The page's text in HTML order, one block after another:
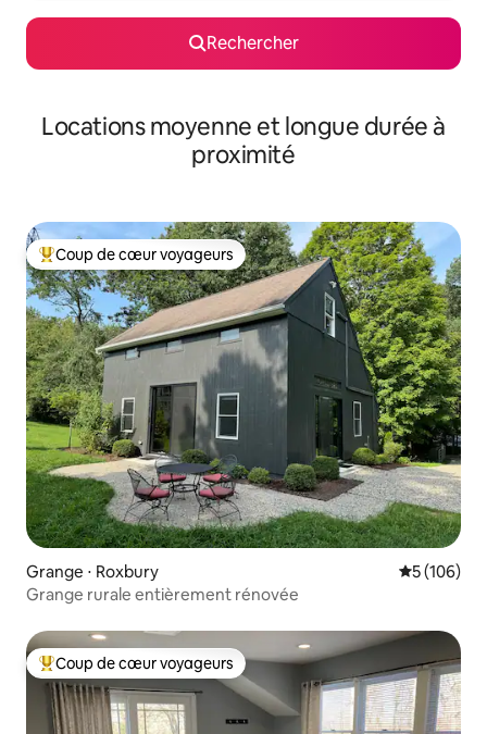
Rechercher
Locations moyenne et longue durée à
proximité
Coups de cœur voyageurs les plus appréciés
Coup de cœur voyageurs
Grange ⋅ Roxbury Évaluation
5 (106)
Grange rurale entièrement rénovée
Coups de cœur voyageurs les plus appréciés
Coup de cœur voyageurs